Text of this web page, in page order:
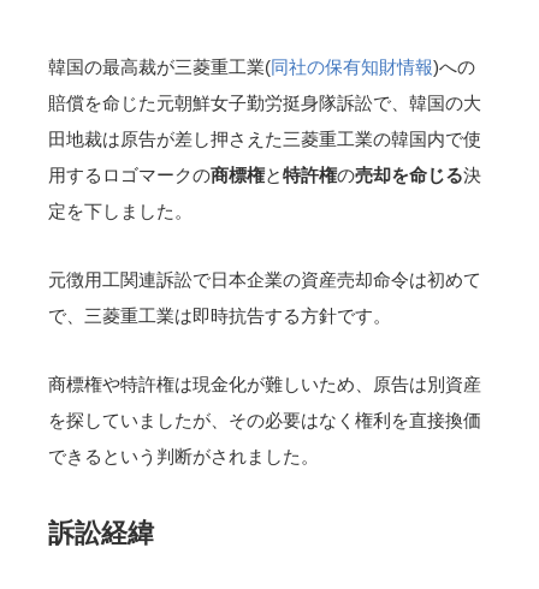
韓国の最高裁が三菱重工業(同社の保有知財情報)への
賠償を命じた元朝鮮女子勤労挺身隊訴訟で、韓国の大
田地裁は原告が差し押さえた三菱重工業の韓国内で使
用するロゴマークの商標権と特許権の売却を命じる決
定を下しました。
元徴用工関連訴訟で日本企業の資産売却命令は初めて
で、三菱重工業は即時抗告する方針です。
商標権や特許権は現金化が難しいため、原告は別資産
を探していましたが、その必要はなく権利を直接換価
できるという判断がされました。
訴訟経緯